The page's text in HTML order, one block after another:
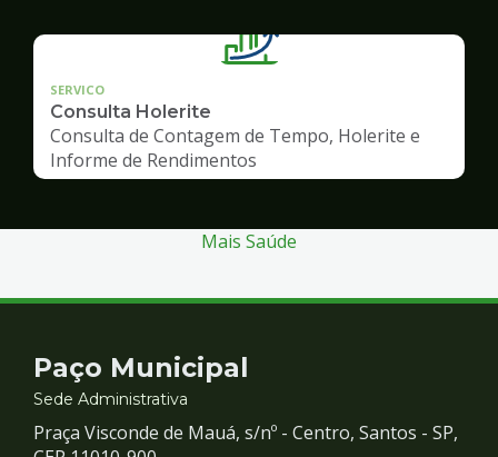
SERVICO
Consulta Holerite
Consulta de Contagem de Tempo, Holerite e
Informe de Rendimentos
Mais Saúde
Contato
e
Paço Municipal
Sede Administrativa
Praça Visconde de Mauá, s/nº - Centro, Santos - SP,